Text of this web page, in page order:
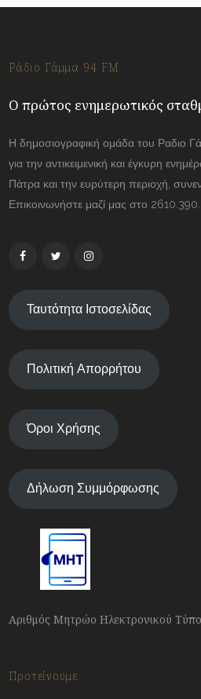
Ράδιο Γάμμα 94 FM
Ο πρώτος ενημερωτικός
Η δημοσιογραφική ομάδα του Ραδιο
για την αντικειμενική και έγκυρη
Πάτρα και την ευρύτερη περιοχή,
Επικοινωνήστε μαζί μας στο
Ταυτότητα Ιστοσελίδας
Πολιτική Απορρήτου
Όροι Χρήσης
Δήλωση Συμμόρφωσης
Αριθμός Μητρώο Ηλεκτρονικού
Προτείνουμε